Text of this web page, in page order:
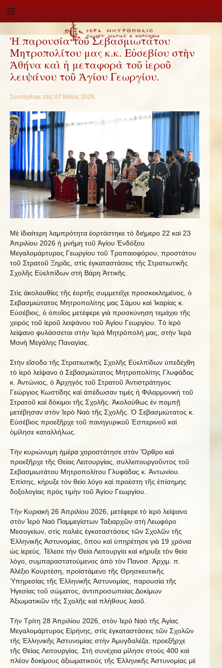
Ἡ παρουσία τοῦ Σεβασμιωτάτου
Μητροπολίτου μας κ.κ. Εὐσεβίου στὴν
Ἀθήνα καὶ ἡ μεταφορὰ τοῦ ἱεροῦ
λειψάνου τοῦ Ἁγίου Γεωργίου.
Συντάχθηκε στις 07 Μαϊος 2026.
Μὲ ἰδιαίτερη λαμπρότητα ἐορτάστηκε τὸ διήμερο 22 καὶ 23
Ἀπριλίου 2026 ἡ μνήμη τοῦ Ἁγίου Ἐνδόξου
Μεγαλομάρτυρος Γεωργίου τοῦ Τροπαιοφόρου, προστάτου
τοῦ Στρατοῦ Ξηρᾶς, στὶς ἐγκαταστάσεις τῆς Στρατιωτικῆς
Σχολῆς Εὐελπίδων στὴ Βάρη Ἀττικῆς.
Στὶς ἀκολουθίες τῆς ἑορτῆς συμμετεῖχε προσκεκλημένος, ὁ
Σεβασμιώτατος Μητροπολίτης μας Σάμου καὶ Ἰκαρίας κ.
Εὐσέβιος, ὁ ὁποῖος μετέφερε γιὰ προσκύνηση τεμάχιο τῆς
χειρός τοῦ ἱεροῦ λειψάνου τοῦ Ἁγίου Γεωργίου. Τὸ ἱερὸ
λείψανο φυλάσσεται στὴν Ἱερὰ Μητρόπολή μας, στὴν Ἱερὰ
Μονὴ Μεγάλης Παναγίας.
Στὴν εἴσοδο τῆς Στρατιωτικῆς Σχολῆς Εὐελπίδων ὑπεδέχθη
τὸ ἱερὸ λείψανο ὁ Σεβασμιώτατος Μητροπολίτης Γλυφάδας
κ. Ἀντώνιος, ὁ Ἀρχηγός τοῦ Στρατοῦ Ἀντιστράτηγος
Γεώργιος Κωστίδης καὶ ἀπέδωσαν τιμές ἡ Φιλαρμονικὴ τοῦ
Στρατοῦ καὶ δόκιμοι τῆς Σχολῆς. Ἀκολούθως ἐν πομπῇ
μετέβησαν στὸν Ἱερὸ Ναὸ τῆς Σχολῆς. Ὁ Σεβασμιώτατος κ.
Εὐσέβιος προεξῆρχε τοῦ πανηγυρικοῦ Ἑσπερινοῦ καὶ
ὁμίλησε καταλλήλως.
Τὴν κυριώνυμη ἡμέρα χοροστάτησε στὸν Ὄρθρο καὶ
προεξῆρχε τῆς Θείας Λειτουργίας, συλλειτουργοῦντος τοῦ
Σεβασμιωτάτου Μητροπολίτου Γλυφάδας κ. Ἀντωνίου.
Ἐπίσης, κήρυξε τὸν θείο λόγο καὶ προέστη τῆς ἐπίσημης
δοξολογίας πρὸς τιμὴν τοῦ Ἁγίου Γεωργίου.
Τὴν Κυριακὴ 26 Ἀπριλίου 2026, μετέφερε τὸ ἱερὸ λείψανο
στὸν Ἱερὸ Ναὸ Παμμεγίστων Ταξιαρχῶν στὴ Λεωφόρο
Μεσογείων, στὶς παλιὲς ἐγκαταστάσεις τῶν Σχολῶν τῆς
Ἑλληνικῆς Ἀστυνομίας, ὅπου καὶ ὑπηρέτησε γιὰ 19 χρόνια
ὡς ἱερεύς. Τέλεσε τὴν Θεία Λειτουργία καὶ κήρυξε τὸν θείο
λόγο, συμπαραστατούμενος ἀπὸ τὸν Πανοσ. Ἀρχιμ. π.
Ἀλέξιο Κουρτέση, προϊστάμενο τῆς Θρησκευτικῆς
Ὑπηρεσίας τῆς Ἑλληνικῆς Ἀστυνομίας, παρουσία τῆς
Ἡγεσίας τοῦ σώματος, ἀντιπροσωπείας Δοκίμων
Ἀξιωματικῶν τῆς Σχολῆς καὶ πλήθους λαοῦ.
Τὴν Τρίτη 28 Ἀπριλίου 2026, στὸν Ἱερὸ Ναὸ τῆς Ἁγίας
Μεγαλομάρτυρος Εἰρήνης, στὶς ἐγκαταστάσεις τῶν Σχολῶν
τῆς Ἑλληνικῆς Ἀστυνομίας στὴν Ἀμυγδαλέζα, προεξῆρχε
τῆς Θείας Λειτουργίας. Στὴ συνέχεια μίλησε στοὺς 400 καὶ
πλέον δοκίμους ἀξιωματικούς τῆς Ἑλληνικῆς Ἀστυνομίας μὲ